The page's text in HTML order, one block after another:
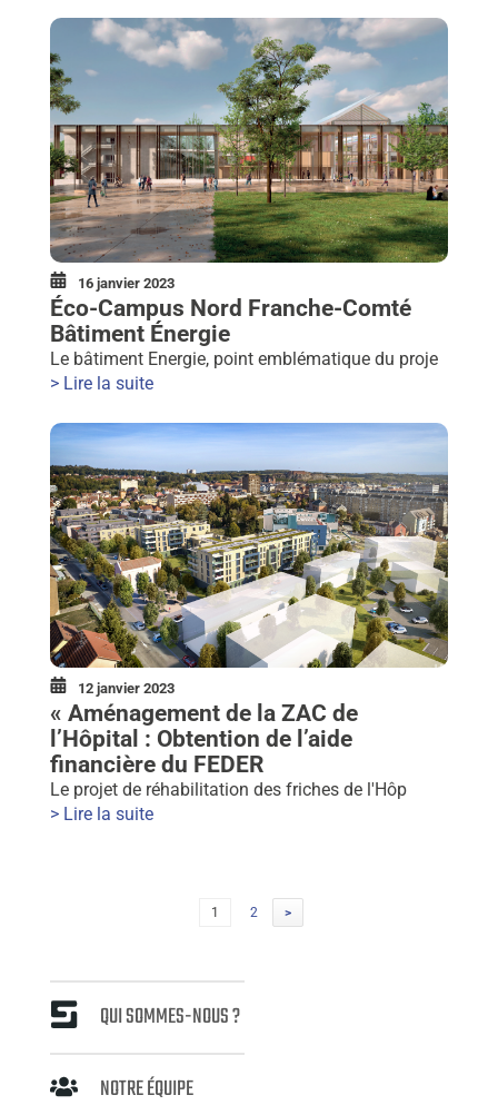
16 janvier 2023
Éco-Campus Nord Franche-Comté
Bâtiment Énergie
Le bâtiment Energie, point emblématique du proje
> Lire la suite
12 janvier 2023
« Aménagement de la ZAC de
l’Hôpital : Obtention de l’aide
financière du FEDER
Le projet de réhabilitation des friches de l'Hôp
> Lire la suite
Navigation
articles
Page
1 Page
2 >
QUI SOMMES-NOUS ?
NOTRE ÉQUIPE